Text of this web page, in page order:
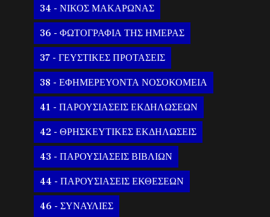
34 - ΝΙΚΟΣ ΜΑΚΑΡΩΝΑΣ
36 - ΦΩΤΟΓΡΑΦΙΑ ΤΗΣ ΗΜΕΡΑΣ
37 - ΓΕΥΣΤΙΚΕΣ ΠΡΟΤΑΣΕΙΣ
38 - ΕΦΗΜΕΡΕΥΟΝΤΑ ΝΟΣΟΚΟΜΕΙΑ
41 - ΠΑΡΟΥΣΙΑΣΕΙΣ ΕΚΔΗΛΩΣΕΩΝ
42 - ΘΡΗΣΚΕΥΤΙΚΕΣ ΕΚΔΗΛΩΣΕΙΣ
43 - ΠΑΡΟΥΣΙΑΣΕΙΣ ΒΙΒΛΙΩΝ
44 - ΠΑΡΟΥΣΙΑΣΕΙΣ ΕΚΘΕΣΕΩΝ
46 - ΣΥΝΑΥΛΙΕΣ